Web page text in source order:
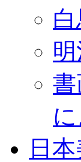
に
日